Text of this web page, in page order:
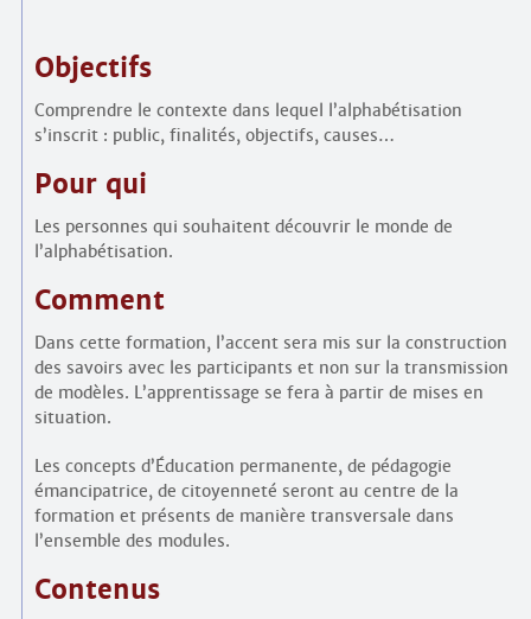
Objectifs
Comprendre le contexte dans lequel l’alphabétisation
s’inscrit : public, finalités, objectifs, causes…
Pour qui
Les personnes qui souhaitent découvrir le monde de
l’alphabétisation.
Comment
Dans cette formation, l’accent sera mis sur la construction
des savoirs avec les participants et non sur la transmission
de modèles. L’apprentissage se fera à partir de mises en
situation.
Les concepts d’Éducation permanente, de pédagogie
émancipatrice, de citoyenneté seront au centre de la
formation et présents de manière transversale dans
l’ensemble des modules.
Contenus